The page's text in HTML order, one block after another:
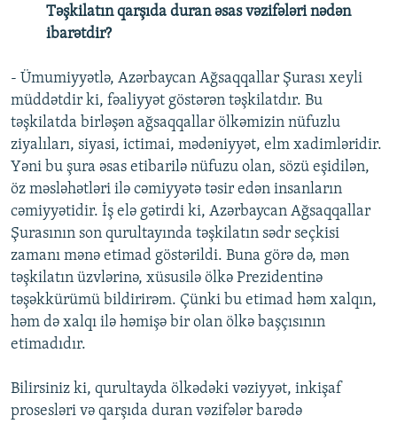
Təşkilatın qarşıda duran əsas vəzifələri nədən
ibarətdir?
- Ümumiyyətlə, Azərbaycan Ağsaqqallar Şurası xeyli
müddətdir ki, fəaliyyət göstərən təşkilatdır. Bu
təşkilatda birləşən ağsaqqallar ölkəmizin nüfuzlu
ziyalıları, siyasi, ictimai, mədəniyyət, elm xadimləridir.
Yəni bu şura əsas etibarilə nüfuzu olan, sözü eşidilən,
öz məsləhətləri ilə cəmiyyətə təsir edən insanların
cəmiyyətidir. İş elə gətirdi ki, Azərbaycan Ağsaqqallar
Şurasının son qurultayında təşkilatın sədr seçkisi
zamanı mənə etimad göstərildi. Buna görə də, mən
təşkilatın üzvlərinə, xüsusilə ölkə Prezidentinə
təşəkkürümü bildirirəm. Çünki bu etimad həm xalqın,
həm də xalqı ilə həmişə bir olan ölkə başçısının
etimadıdır.
Bilirsiniz ki, qurultayda ölkədəki vəziyyət, inkişaf
prosesləri və qarşıda duran vəzifələr barədə